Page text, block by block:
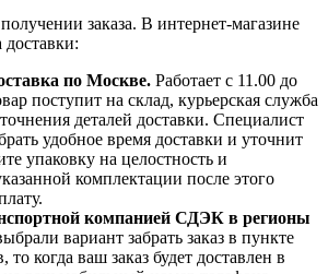
заказа. В интернет-магазине
доставки:
по Москве. Работает с 11.00 до
поступит на склад, курьерская служба
деталей доставки. Специалист
удобное время доставки и уточнит
упаковку на целостность и
комплектации после этого
компанией СДЭК в регионы
вариант забрать заказ в пункте
то когда ваш заказ будет доставлен в